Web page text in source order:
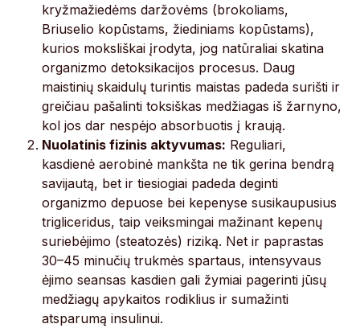
kryžmažiedėms daržovėms (brokoliams,
Briuselio kopūstams, žiediniams kopūstams),
kurios moksliškai įrodyta, jog natūraliai skatina
organizmo detoksikacijos procesus. Daug
maistinių skaidulų turintis maistas padeda surišti ir
greičiau pašalinti toksiškas medžiagas iš žarnyno,
kol jos dar nespėjo absorbuotis į kraują.
Nuolatinis fizinis aktyvumas: Reguliari,
kasdienė aerobinė mankšta ne tik gerina bendrą
savijautą, bet ir tiesiogiai padeda deginti
organizmo depuose bei kepenyse susikaupusius
trigliceridus, taip veiksmingai mažinant kepenų
suriebėjimo (steatozės) riziką. Net ir paprastas
30–45 minučių trukmės spartaus, intensyvaus
ėjimo seansas kasdien gali žymiai pagerinti jūsų
medžiagų apykaitos rodiklius ir sumažinti
atsparumą insulinui.